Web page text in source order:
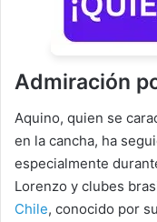
Admiración
Aquino, quien se
en la cancha, ha
especialmente
Lorenzo y clubes
Chile, conocido por